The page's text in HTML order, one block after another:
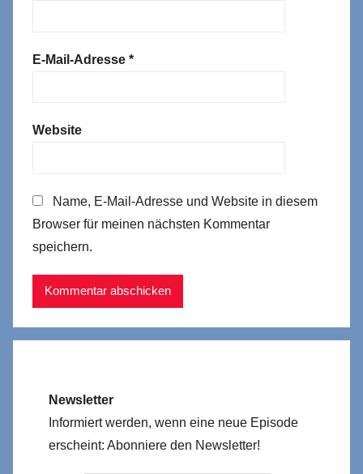
E-Mail-Adresse *
Website
Name, E-Mail-Adresse und Website in diesem
Browser für meinen nächsten Kommentar
speichern.
Newsletter
Informiert werden, wenn eine neue Episode
erscheint: Abonniere den Newsletter!